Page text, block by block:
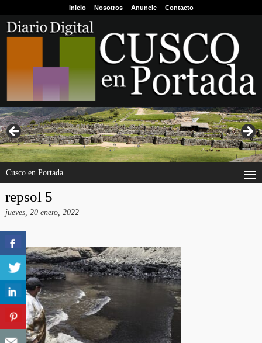
Inicio Nosotros Anuncie Contacto
Cusco en Portada
repsol 5
jueves, 20 enero, 2022